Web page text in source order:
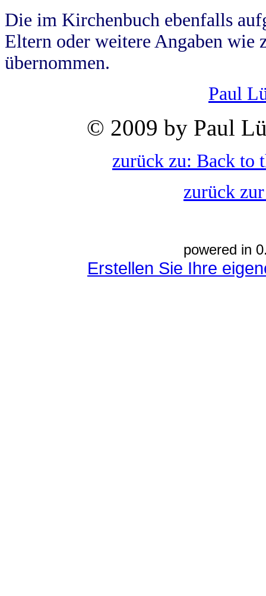
Die im Kirchenbuch ebenfalls
Eltern oder weitere Angaben wie
übernommen.
Paul
© 2009 by Paul
zurück zu: Back to
zurück
powered in
Erstellen Sie Ihre